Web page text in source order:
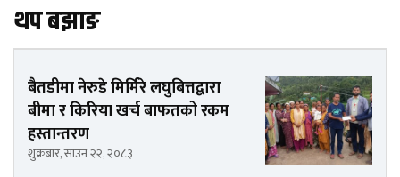
थप बझाङ
बैतडीमा नेरुडे मिर्मिरे लघुबित्तद्वारा
बीमा र किरिया खर्च बाफतको रकम
हस्तान्तरण
शुक्रबार, साउन २२, २०८३